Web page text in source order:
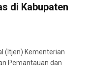
di Kabupaten
(Itjen) Kementerian
Pemantauan dan